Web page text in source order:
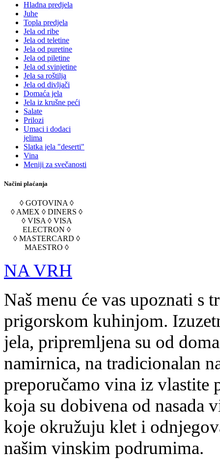
Hladna predjela
Juhe
Topla predjela
Jela od ribe
Jela od teletine
Jela od puretine
Jela od piletine
Jela od svinjetine
Jela sa roštilja
Jela od divljači
Domaća jela
Jela iz krušne peći
Salate
Prilozi
Umaci i dodaci
jelima
Slatka jela "deserti"
Vina
Meniji za svečanosti
Načini plaćanja
◊ GOTOVINA ◊
◊ AMEX ◊ DINERS ◊
◊ VISA ◊ VISA
ELECTRON ◊
◊ MASTERCARD ◊
MAESTRO ◊
NA VRH
Naš menu će vas upoznati s
prigorskom kuhinjom.
jela, pripremljena su od
namirnica, na tradicionalan
preporučamo vina iz vlastite
koja su dobivena od nasada
koje okružuju klet i
našim vinskim podrumima.